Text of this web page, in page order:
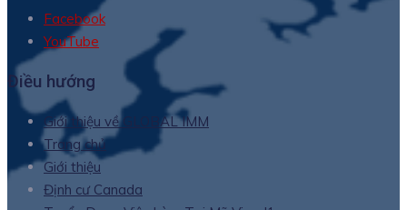
Facebook
YouTube
Điều hướng
Giới thiệu về GLOBAL IMM
Trang chủ
Giới thiệu
Định cư Canada